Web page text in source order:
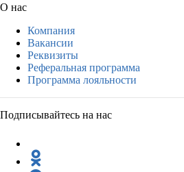
О нас
Компания
Вакансии
Реквизиты
Реферальная программа
Программа лояльности
Подписывайтесь на нас